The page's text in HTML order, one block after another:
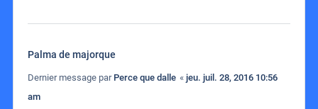
Palma de majorque
Dernier message par Perce que dalle « jeu. juil. 28, 2016 10:56
am